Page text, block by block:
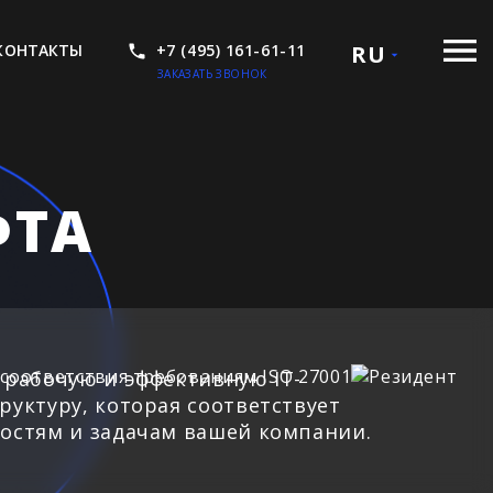
+7 (495) 161-61-11
ЗАКАЗАТЬ ЗВОНОК
RU
рабочую и эффективную IT-
которая соответствует
и задачам вашей компании.